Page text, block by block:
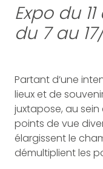
Expo du
du 7 au
Partant d’une
lieux et de
juxtapose, au
points de vue
élargissent le
démultiplient les